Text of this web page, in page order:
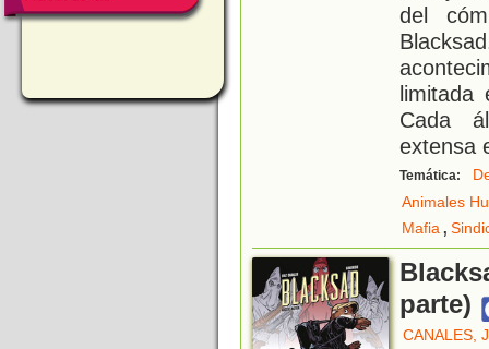
del
limitada
Cada
extensa
Temática:
Animales
Mafia,
parte)
CANALES,